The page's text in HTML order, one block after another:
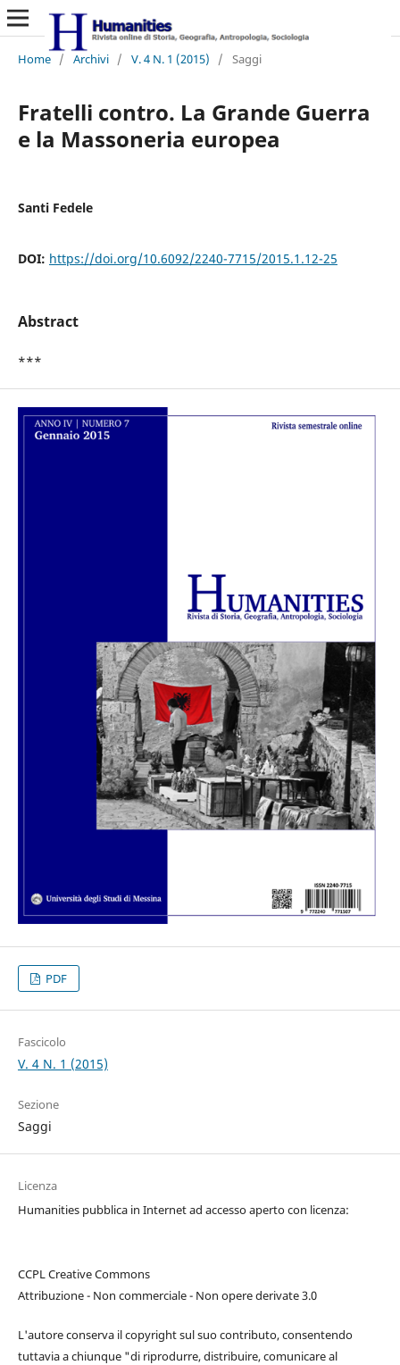
Home / Archivi / V. 4 N. 1 (2015) / Saggi
Fratelli contro. La Grande Guerra
e la Massoneria europea
Santi Fedele
DOI: https://doi.org/10.6092/2240-7715/2015.1.12-25
Abstract
***
PDF
Fascicolo
V. 4 N. 1 (2015)
Sezione
Saggi
Licenza
Humanities pubblica in Internet ad accesso aperto con licenza:
CCPL Creative Commons
Attribuzione - Non commerciale - Non opere derivate 3.0
L'autore conserva il copyright sul suo contributo, consentendo
tuttavia a chiunque "di riprodurre, distribuire, comunicare al